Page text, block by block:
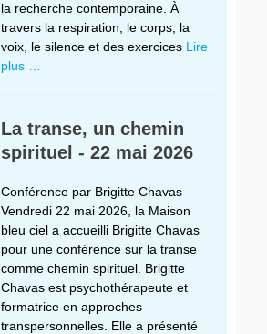
la recherche contemporaine. À
travers la respiration, le corps, la
voix, le silence et des exercices Lire
plus …
La transe, un chemin
spirituel - 22 mai 2026
Conférence par Brigitte Chavas
Vendredi 22 mai 2026, la Maison
bleu ciel a accueilli Brigitte Chavas
pour une conférence sur la transe
comme chemin spirituel. Brigitte
Chavas est psychothérapeute et
formatrice en approches
transpersonnelles. Elle a présenté